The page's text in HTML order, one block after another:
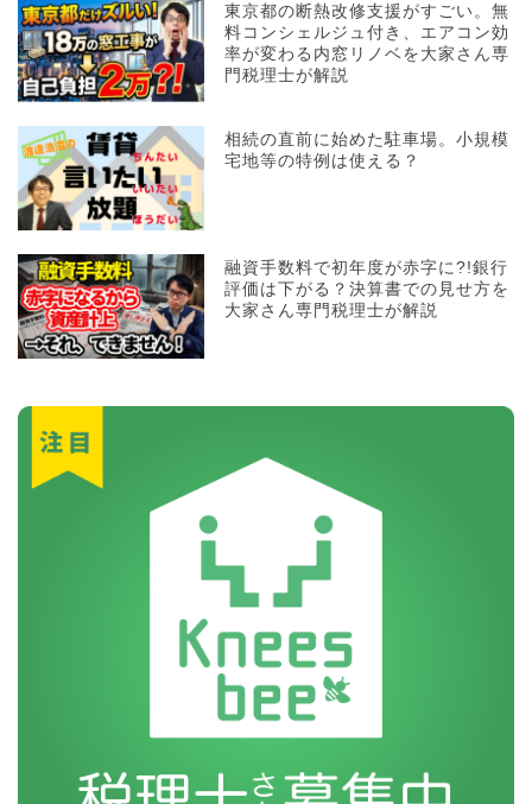
東京都の断熱改修支援がすごい。無
料コンシェルジュ付き、エアコン効
率が変わる内窓リノベを大家さん専
門税理士が解説
相続の直前に始めた駐車場。小規模
宅地等の特例は使える？
融資手数料で初年度が赤字に?!銀行
評価は下がる？決算書での見せ方を
大家さん専門税理士が解説